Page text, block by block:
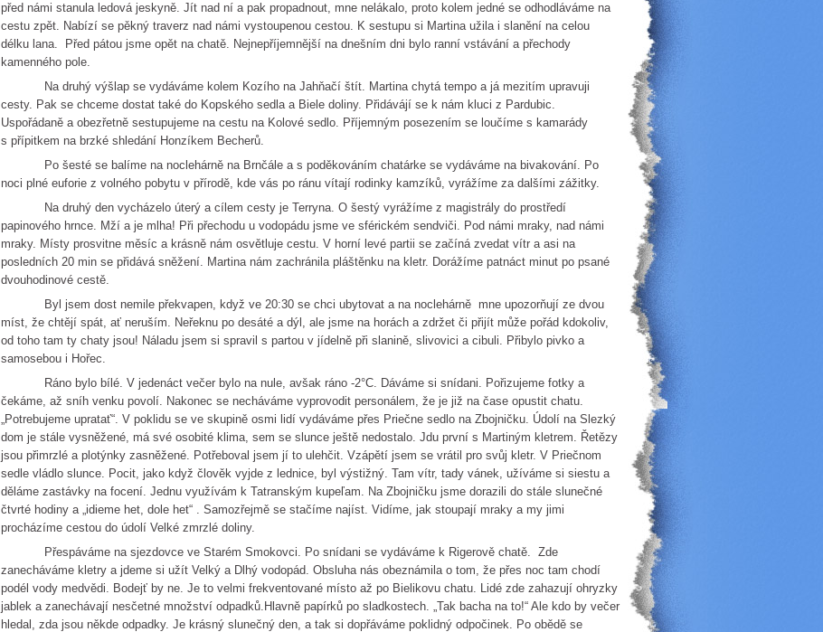
před námi stanula ledová jeskyně. Jít nad ní a pak propadnout, mne nelákalo, proto kolem jedné se odhodláváme na
cestu zpět. Nabízí se pěkný traverz nad námi vystoupenou cestou. K sestupu si Martina užila i slanění na celou
délku lana. Před pátou jsme opět na chatě. Nejnepříjemnější na dnešním dni bylo ranní vstávání a přechody
kamenného pole.
Na druhý výšlap se vydáváme kolem Kozího na Jahňačí štít. Martina chytá tempo a já mezitím upravuji
cesty. Pak se chceme dostat také do Kopského sedla a Biele doliny. Přidávájí se k nám kluci z Pardubic.
Uspořádaně a obezřetně sestupujeme na cestu na Kolové sedlo. Příjemným posezením se loučíme s kamarády
s přípitkem na brzké shledání Honzíkem Becherů.
Po šesté se balíme na noclehárně na Brnčále a s poděkováním chatárke se vydáváme na bivakování. Po
noci plné euforie z volného pobytu v přírodě, kde vás po ránu vítají rodinky kamzíků, vyrážíme za dalšími zážitky.
Na druhý den vycházelo úterý a cílem cesty je Terryna. O šestý vyrážíme z magistrály do prostředí
papinového hrnce. Mží a je mlha! Při přechodu u vodopádu jsme ve sférickém sendviči. Pod námi mraky, nad námi
mraky. Místy prosvitne měsíc a krásně nám osvětluje cestu. V horní levé partii se začíná zvedat vítr a asi na
posledních 20 min se přidává sněžení. Martina nám zachránila pláštěnku na kletr. Dorážíme patnáct minut po psané
dvouhodinové cestě.
Byl jsem dost nemile překvapen, když ve 20:30 se chci ubytovat a na noclehárně mne upozorňují ze dvou
míst, že chtějí spát, ať neruším. Neřeknu po desáté a dýl, ale jsme na horách a zdržet či přijít může pořád kdokoliv,
od toho tam ty chaty jsou! Náladu jsem si spravil s partou v jídelně při slanině, slivovici a cibuli. Přibylo pivko a
samosebou i Hořec.
Ráno bylo bílé. V jedenáct večer bylo na nule, avšak ráno -2°C. Dáváme si snídani. Pořizujeme fotky a
čekáme, až sníh venku povolí. Nakonec se necháváme vyprovodit personálem, že je již na čase opustit chatu.
„Potrebujeme upratať“. V poklidu se ve skupině osmi lidí vydáváme přes Priečne sedlo na Zbojničku. Údolí na Slezký
dom je stále vysněžené, má své osobité klima, sem se slunce ještě nedostalo. Jdu první s Martiným kletrem. Řetězy
jsou přimrzlé a plotýnky zasněžené. Potřeboval jsem jí to ulehčit. Vzápětí jsem se vrátil pro svůj kletr. V Priečnom
sedle vládlo slunce. Pocit, jako když člověk vyjde z lednice, byl výstižný. Tam vítr, tady vánek, užíváme si siestu a
děláme zastávky na focení. Jednu využívám k Tatranským kupeľam. Na Zbojničku jsme dorazili do stále slunečné
čtvrté hodiny a „idieme het, dole het“ . Samozřejmě se stačíme najíst. Vidíme, jak stoupají mraky a my jimi
procházíme cestou do údolí Velké zmrzlé doliny.
Přespáváme na sjezdovce ve Starém Smokovci. Po snídani se vydáváme k Rigerově chatě. Zde
zanecháváme kletry a jdeme si užít Velký a Dlhý vodopád. Obsluha nás obeznámila o tom, že přes noc tam chodí
podél vody medvědi. Bodejť by ne. Je to velmi frekventované místo až po Bielikovu chatu. Lidé zde zahazují ohryzky
jablek a zanechávají nesčetné množství odpadků.Hlavně papírků po sladkostech. „Tak bacha na to!“ Ale kdo by večer
hledal, zda jsou někde odpadky. Je krásný slunečný den, a tak si dopřáváme poklidný odpočinek. Po obědě se